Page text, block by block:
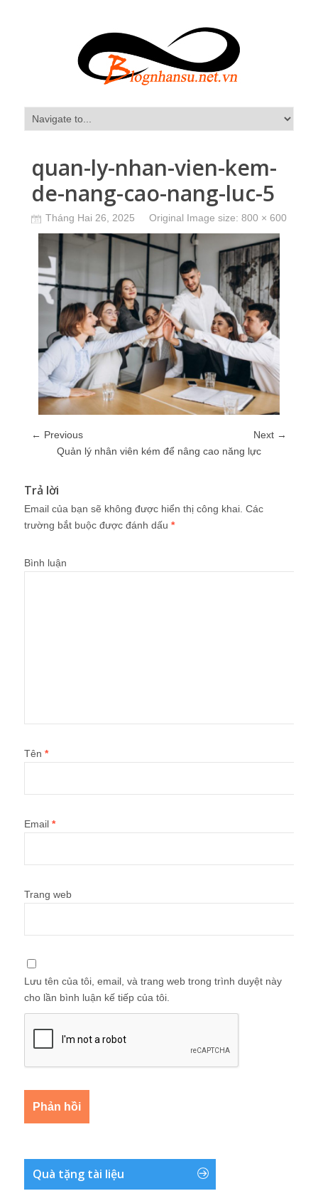
quan-ly-nhan-vien-kem-
de-nang-cao-nang-luc-5
Tháng Hai 26, 2025 Original Image size: 800 × 600
← Previous
Next →
Quản lý nhân viên kém để nâng cao năng lực
Trả lời
Email của bạn sẽ không được hiển thị công khai. Các
trường bắt buộc được đánh dấu *
Bình luận
Tên *
Email *
Trang web
Lưu tên của tôi, email, và trang web trong trình duyệt này
cho lần bình luận kế tiếp của tôi.
Quà tặng tài liệu